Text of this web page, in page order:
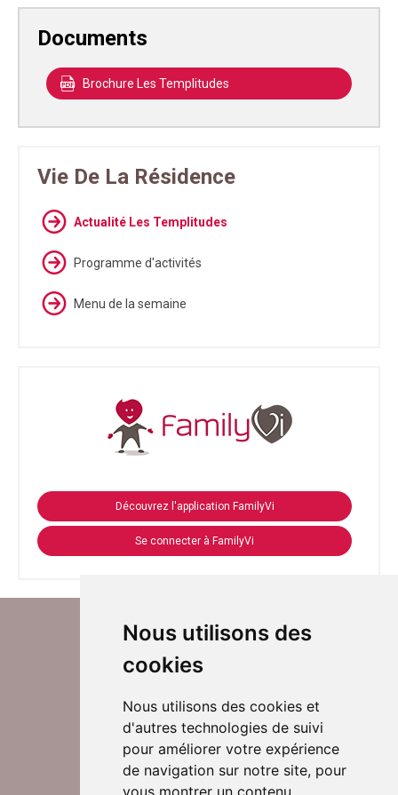
Nous utilisons des
cookies
Nous utilisons des cookies et
d'autres technologies de suivi
pour améliorer votre expérience
de navigation sur notre site, pour
vous montrer un contenu
Documents
Brochure Les Templitudes
Vie De La Résidence
Actualité Les Templitudes
Programme d'activités
Menu de la semaine
Découvrez l'application FamilyVi
Se connecter à FamilyVi
Suivez-nous sur Twitter